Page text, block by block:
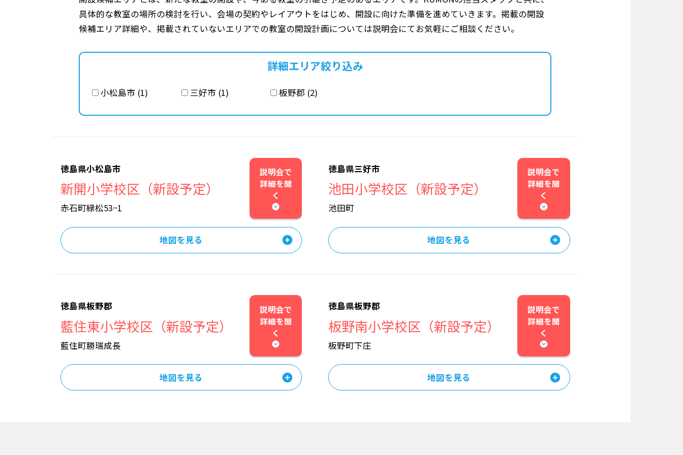
具体的な教室の場所の検討を行い、会場の契約やレイアウトをはじめ、開設に向けた準備を進めていきます。掲載の開設
候補エリア詳細や、掲載されていないエリアでの教室の開設計画については説明会にてお気軽にご相談ください。
詳細エリア絞り込み
小松島市 (1) 三好市 (1) 板野郡 (2)
徳島県小松島市
新開小学校区（新設予定）
赤石町緑松53−1
説明会で
詳細を聞
く
地図を見る
徳島県三好市
池田小学校区（新設予定）
池田町
説明会で
詳細を聞
く
地図を見る
徳島県板野郡
藍住東小学校区（新設予定）
藍住町勝瑞成長
説明会で
詳細を聞
く
地図を見る
徳島県板野郡
板野南小学校区（新設予定）
板野町下庄
説明会で
詳細を聞
く
地図を見る